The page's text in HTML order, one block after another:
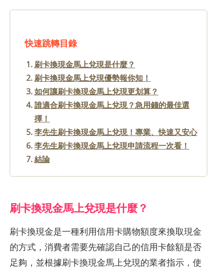
快速跳轉目錄
刷卡換現金馬上兌現是什麼？
刷卡換現金馬上兌現優勢報你知！
如何讓刷卡換現金馬上兌現更划算？
誰適合刷卡換現金馬上兌現？急用錢的最佳選
擇！
李先生刷卡換現金馬上兌現！專業、快速又安心
李先生刷卡換現金馬上兌現申請流程一次看！
結論
刷卡換現金馬上兌現是什麼？
刷卡換現金是一種利用信用卡購物額度來換取現金
的方式，消費者需要先確認自己的信用卡餘額是否
足夠，並根據刷卡換現金馬上兌現的業者指示，使